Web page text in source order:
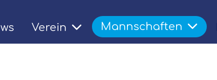
Verein Mannschaften